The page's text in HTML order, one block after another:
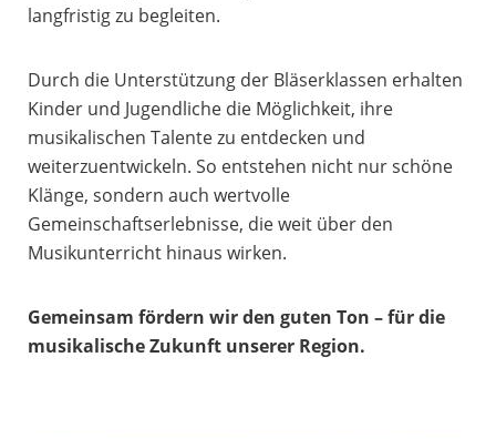
langfristig zu begleiten.
Durch die Unterstützung der Bläserklassen erhalten
Kinder und Jugendliche die Möglichkeit, ihre
musikalischen Talente zu entdecken und
weiterzuentwickeln. So entstehen nicht nur schöne
Klänge, sondern auch wertvolle
Gemeinschaftserlebnisse, die weit über den
Musikunterricht hinaus wirken.
Gemeinsam fördern wir den guten Ton – für die
musikalische Zukunft unserer Region.